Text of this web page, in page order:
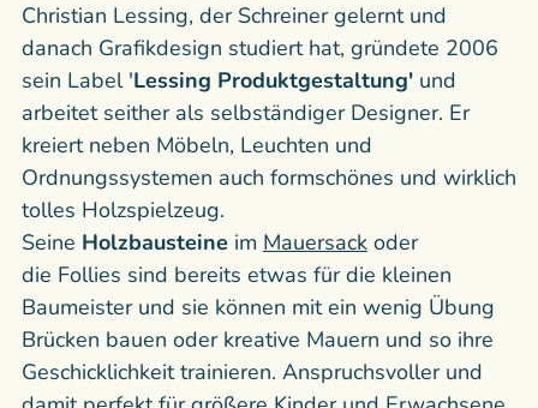
Christian Lessing, der Schreiner gelernt und
danach Grafikdesign studiert hat, gründete 2006
sein Label 'Lessing Produktgestaltung' und
arbeitet seither als selbständiger Designer. Er
kreiert neben Möbeln, Leuchten und
Ordnungssystemen auch formschönes und wirklich
tolles Holzspielzeug.
Seine Holzbausteine im Mauersack oder
die Follies sind bereits etwas für die kleinen
Baumeister und sie können mit ein wenig Übung
Brücken bauen oder kreative Mauern und so ihre
Geschicklichkeit trainieren. Anspruchsvoller und